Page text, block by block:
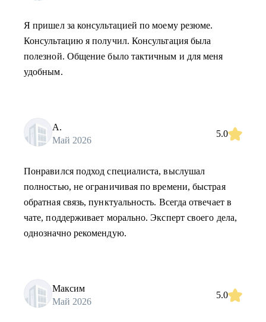
Я пришел за консультацией по моему резюме.
Консультацию я получил. Консультация была
полезной. Общение было тактичным и для меня
удобным.
А.
Май 2026
5.0
Понравился подход специалиста, выслушал
полностью, не ограничивая по времени, быстрая
обратная связь, пунктуальность. Всегда отвечает в
чате, поддерживает морально. Эксперт своего дела,
однозначно рекомендую.
Максим
Май 2026
5.0